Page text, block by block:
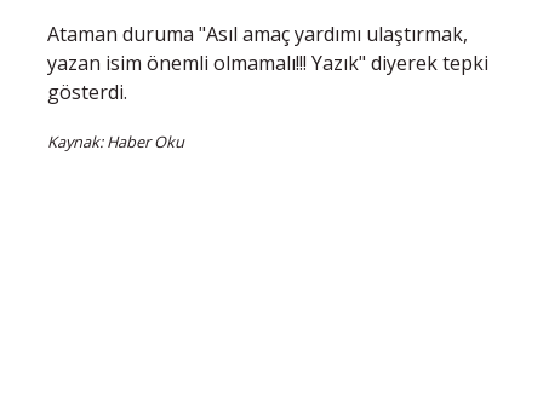
Ataman duruma "Asıl amaç yardımı ulaştırmak,
yazan isim önemli olmamalı!!! Yazık" diyerek tepki
gösterdi.
Kaynak: Haber Oku